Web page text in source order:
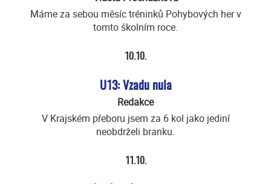
Máme za sebou měsíc tréninků Pohybových her v
tomto školním roce.
10.10.
U13: Vzadu nula
Redakce
V Krajském přeboru jsem za 6 kol jako jediní
neobdrželi branku.
11.10.